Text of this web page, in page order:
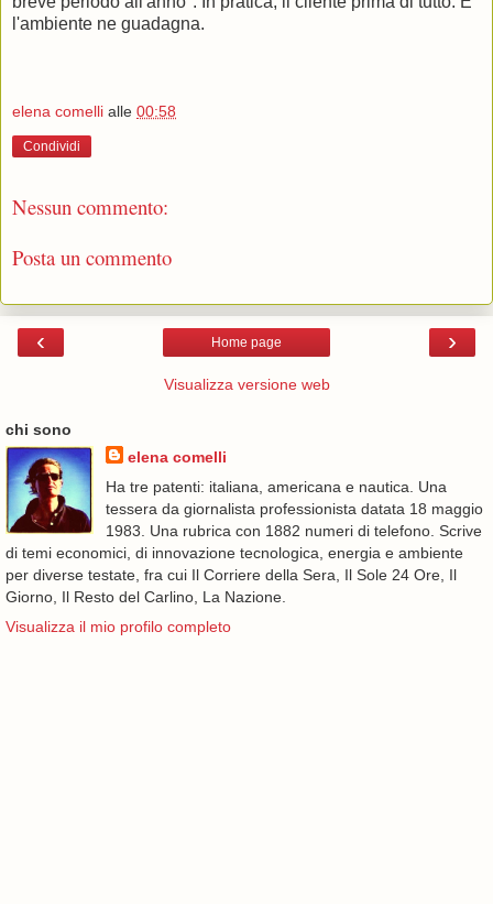
l'ambiente ne guadagna.
elena comelli alle 00:58
Condividi
Nessun commento:
Posta un commento
‹ ›
Home page
Visualizza versione web
chi sono
elena comelli
Ha tre patenti: italiana, americana e nautica. Una
tessera da giornalista professionista datata 18 maggio
1983. Una rubrica con 1882 numeri di telefono. Scrive
di temi economici, di innovazione tecnologica, energia e ambiente
per diverse testate, fra cui Il Corriere della Sera, Il Sole 24 Ore, Il
Giorno, Il Resto del Carlino, La Nazione.
Visualizza il mio profilo completo